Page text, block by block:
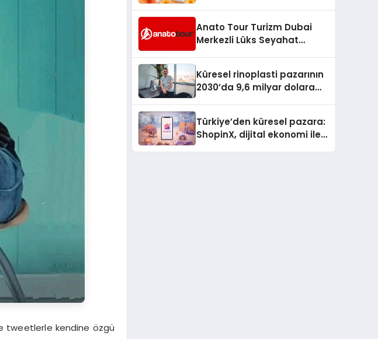
tweetlerle kendine özgü
Anato Tour Turizm Dubai
Merkezli Lüks Seyahat
Küresel rinoplasti pazarının
2030’da 9,6 milyar dolara
Türkiye’den küresel pazara:
ShopinX, dijital ekonomi ile